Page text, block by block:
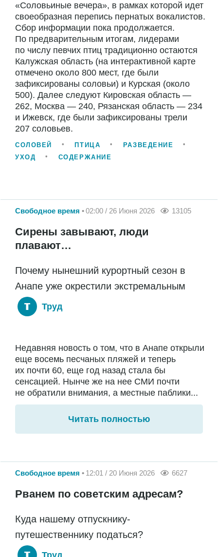
«Соловьиные вечера», в рамках которой идет
своеобразная перепись пернатых вокалистов.
Сбор информации пока продолжается.
По предварительным итогам, лидерами
по числу певчих птиц традиционно остаются
Калужская область (на интерактивной карте
отмечено около 800 мест, где были
зафиксированы соловьи) и Курская (около
500). Далее следуют Кировская область —
262, Москва — 240, Рязанская область — 234
и Ижевск, где были зафиксированы трели
207 соловьев.
СОЛОВЕЙ ПТИЦА
РАЗВЕДЕНИЕ
УХОД
СОДЕРЖАНИЕ
Свободное время 02:00 / 26 Июня 2026 13105
Сирены завывают, люди
плавают…
Почему нынешний курортный сезон в
Анапе уже окрестили экстремальным
Труд
Недавняя новость о том, что в Анапе открыли
еще восемь песчаных пляжей и теперь
их почти 60, еще год назад стала бы
сенсацией. Нынче же на нее СМИ почти
не обратили внимания, а местные паблики...
Читать полностью
Свободное время 12:01 / 20 Июня 2026 6627
Рванем по советским адресам?
Куда нашему отпускнику-
путешественнику податься?
Труд